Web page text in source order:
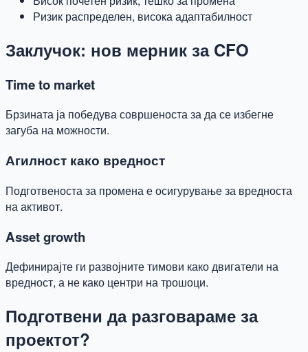
Ризик распределен, висока адаптабилност
Заклучок: нов мерник за CFO
Time to market
Брзината ја победува совршеноста за да се избегне
загуба на можности.
Агилност како вредност
Подготвеноста за промена е осигурување за вредноста
на активот.
Asset growth
Дефинирајте ги развојните тимови како двигатели на
вредност, а не како центри на трошоци.
Подготвени да разговараме за
проектот?